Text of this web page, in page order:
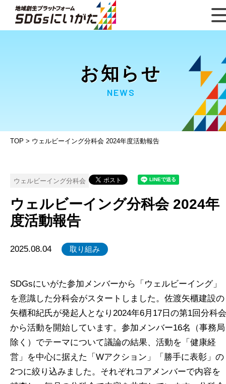
お知らせ
NEWS
TOP > ウェルビーイング分科会 2024年度活動報告
ウェルビーイング分科会
ウェルビーイング分科会 2024年
度活動報告
2025.08.04 取り組み
SDGsにいがた参加メンバーから「ウェルビーイング」
を意識した分科会がスタートしました。佐渡矢櫃建設の
矢櫃和紀氏が発起人となり2024年6月17日の第1回分科会
から活動を開始しています。参加メンバー16名（事務局
除く）でテーマについて議論の結果、活動を「健康経
営」を中心に据えた「Wアクション」「勝手に表彰」の
2つに絞り込みました。それぞれコアメンバーで内容を